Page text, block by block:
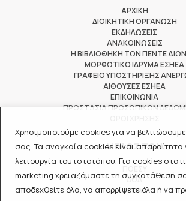
Χρησιμοποιούμε cookies για να
σας. Τα αναγκαία cookies είναι απαραίτητα
λειτουργία του ιστοτόπου. Για cookies
marketing χρειαζόμαστε τη συγκατάθεσή
αποδεχθείτε όλα, να απορρίψετε όλα ή να
ΑΡΧΙΚΗ
ΔΙΟΙΚΗΤΙΚΗ ΟΡΓΑΝΩΣΗ
ΕΚΔΗΛΩΣΕΙΣ
ΑΝΑΚΟΙΝΩΣΕΙΣ
Η ΒΙΒΛΙΟΘΗΚΗ ΤΩΝ ΠΕΝΤΕ
ΜΟΡΦΩΤΙΚΟ ΙΔΡΥΜΑ ΕΣΗΕΑ
ΓΡΑΦΕΙΟ ΥΠΟΣΤΗΡΙΞΗΣ
ΑΙΘΟΥΣΕΣ ΕΣΗΕΑ
ΕΠΙΚΟΙΝΩΝΙΑ
ΠΡΟΣΤΑΣΙΑ ΠΡΟΣΩΠΙΚΩΝ
ΜΕΛΟΣ ΤΩΝ
ΔΟΔ
ΕΟΔ